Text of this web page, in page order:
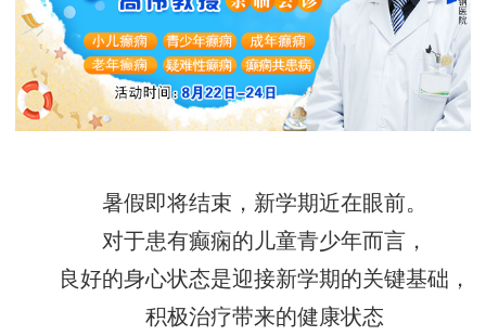
暑假即将结束，新学期近在眼前。
对于患有癫痫的儿童青少年而言，
良好的身心状态是迎接新学期的关键基础，
积极治疗带来的健康状态